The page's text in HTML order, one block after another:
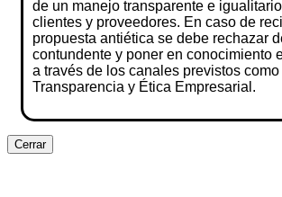
de un manejo transparente e
clientes y proveedores. En caso de
propuesta antiética se debe rechazar
contundente y poner en conocimiento
a través de los canales previstos
Transparencia y Ética Empresarial.
Cerrar